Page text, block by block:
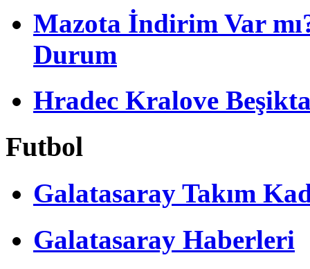
Mazota İndirim Var
Durum
Hradec Kralove
Futbol
Galatasaray Takım
Galatasaray Haberleri